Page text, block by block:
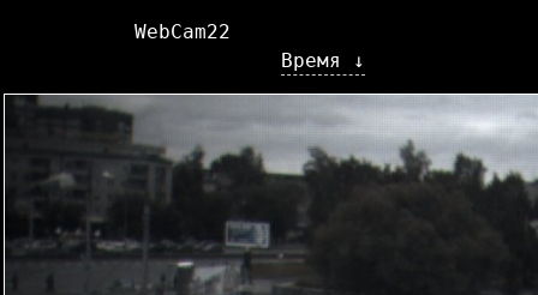
Время ↓
WebCam22